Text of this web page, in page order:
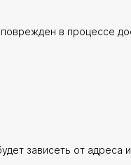
в процессе
зависеть от адреса